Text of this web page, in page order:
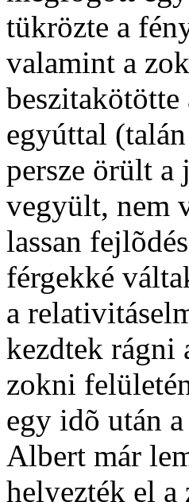
tükrözte a
valamint a
egyúttal
persze örült a
vegyült, nem
lassan
férgekké
a
kezdtek rágni
zokni
egy idõ után
Albert már
helyezték el